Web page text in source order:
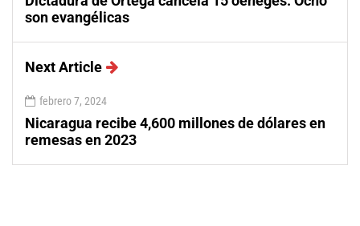
son evangélicas
Next Article
febrero 7, 2024
Nicaragua recibe 4,600 millones de dólares en
remesas en 2023